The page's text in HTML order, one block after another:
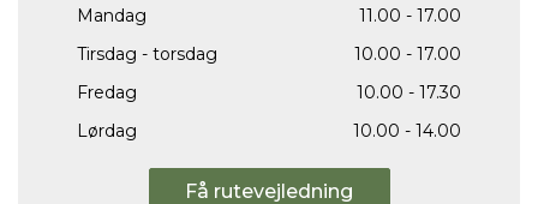
Mandag
11.00 - 17.00
Tirsdag - torsdag
10.00 - 17.00
Fredag
10.00 - 17.30
Lørdag
10.00 - 14.00
Få rutevejledning